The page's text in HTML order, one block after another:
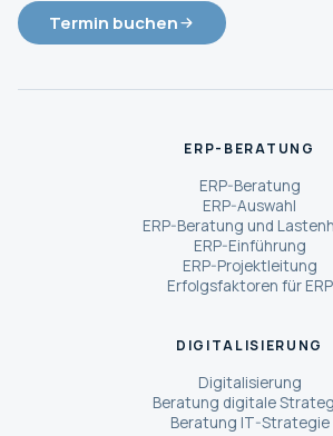
Termin buchen
ERP-BERATUNG
ERP-Beratung
ERP-Auswahl
ERP-Beratung und
ERP-Einführung
ERP-Projektleitung
Erfolgsfaktoren für ERP
DIGITALISIERUNG
Digitalisierung
Beratung digitale
Beratung IT-Strategie